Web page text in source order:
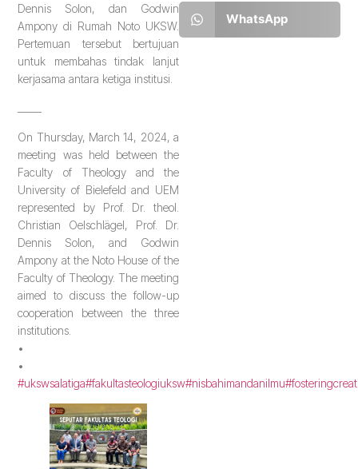
Dennis Solon, dan Godwin
Ampony di Rumah Noto UKSW.
Pertemuan tersebut bertujuan
untuk membahas tindak lanjut
kerjasama antara ketiga institusi.
On Thursday, March 14, 2024, a
meeting was held between the
Faculty of Theology and the
University of Bielefeld and UEM
represented by Prof. Dr. theol.
Christian Oelschlägel, Prof. Dr.
Dennis Solon, and Godwin
Ampony at the Noto House of the
Faculty of Theology. The meeting
aimed to discuss the follow-up
cooperation between the three
institutions.
•
•
#ukswsalatiga#fakultasteologiuksw#nisbahimandanilmu
WhatsApp